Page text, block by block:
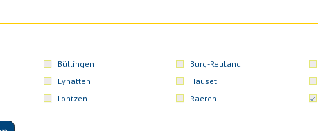
Büllingen Burg-Reuland
Eynatten Hauset
Lontzen Raeren